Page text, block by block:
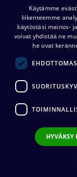
Contrik
Socapex
488,07€
Lisää
Lisää
Käytämme
liikenteemme
käytöstäsi mainos-
voivat yhdistää ne
he ovat
HYVÄKSY